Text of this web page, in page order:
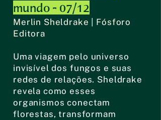
mundo - 07/12
Merlin Sheldrake | Fósforo
Editora
Uma viagem pelo universo
invisível dos fungos e suas
redes de relações. Sheldrake
revela como esses
organismos conectam
florestas, transformam